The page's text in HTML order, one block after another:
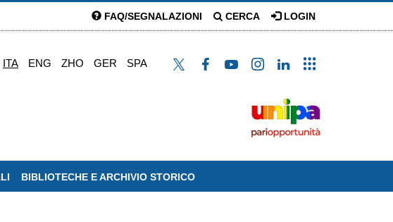
FAQ/SEGNALAZIONI CERCA LOGIN
ITA ENG ZHO GER SPA
BIBLIOTECHE E ARCHIVIO STORICO